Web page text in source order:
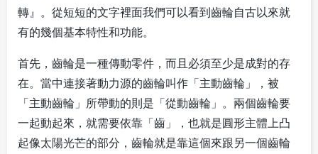
轉』。從短短的文字裡面我們可以看到齒輪自古以來就
有的幾個基本特性和功能。
首先，齒輪是一種傳動零件，而且必須至少是成對的存
在。當中連接著動力源的齒輪叫作「主動齒輪」，被
「主動齒輪」所帶動的則是「從動齒輪」。兩個齒輪要
一起動起來，就需要依靠「齒」，也就是圓形主體上凸
起像太陽光芒的部分，齒輪就是靠這個來跟另一個齒輪